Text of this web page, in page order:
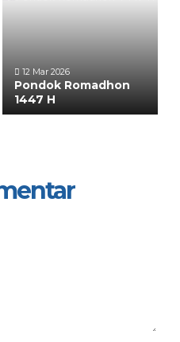
12 Mar 2026
Pondok Romadhon
1447 H